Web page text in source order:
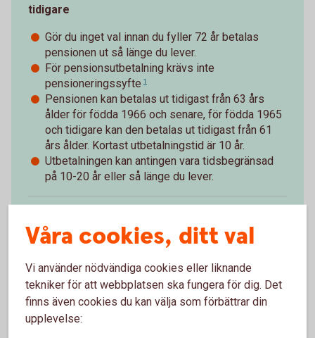
tidigare
Gör du inget val innan du fyller 72 år betalas
pensionen ut så länge du lever.
För pensionsutbetalning krävs inte
pensioneringssyfte 1
Pensionen kan betalas ut tidigast från 63 års
ålder för födda 1966 och senare, för födda 1965
och tidigare kan den betalas ut tidigast från 61
års ålder. Kortast utbetalningstid är 10 år.
Utbetalningen kan antingen vara tidsbegränsad
på 10-20 år eller så länge du lever.
anställde avgår ur tjänst. Den anställde får stå
till arbetsmarknadens förfogande.
Våra cookies, ditt val
Vi använder nödvändiga cookies eller liknande
tekniker för att webbplatsen ska fungera för dig. Det
finns även cookies du kan välja som förbättrar din
upplevelse: